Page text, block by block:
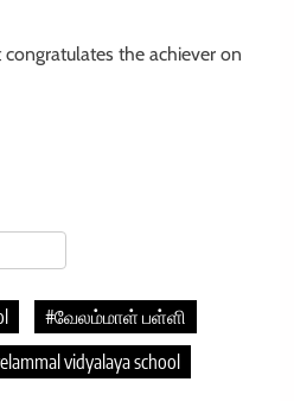
the achiever on
#வேலம்மாள் பள்ளி
vidyalaya school